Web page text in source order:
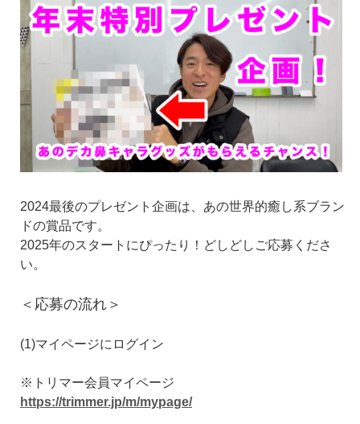
2024最後のプレゼント企画は、あの世界的癒し系ブラン
ドの賞品です。
2025年のスタートにぴったり！どしどしご応募くださ
い。
＜応募の流れ＞
(1)マイページにログイン
※トリマー会員マイページ
https://trimmer.jp/m/mypage/